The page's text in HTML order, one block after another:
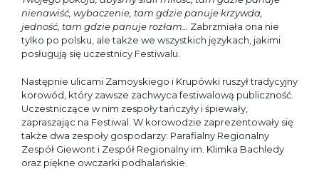
nienawiść, wybaczenie, tam gdzie panuje krzywda,
jedność, tam gdzie panuje rozłam… Zabrzmiała ona nie
tylko po polsku, ale także we wszystkich językach, jakimi
posługują się uczestnicy Festiwalu.
Następnie ulicami Zamoyskiego i Krupówki ruszył tradycyjny
korowód, który zawsze zachwyca festiwalową publiczność.
Uczestniczące w nim zespoły tańczyły i śpiewały,
zapraszając na Festiwal. W korowodzie zaprezentowały się
także dwa zespoły gospodarzy: Parafialny Regionalny
Zespół Giewont i Zespół Regionalny im. Klimka Bachledy
oraz piękne owczarki podhalańskie.